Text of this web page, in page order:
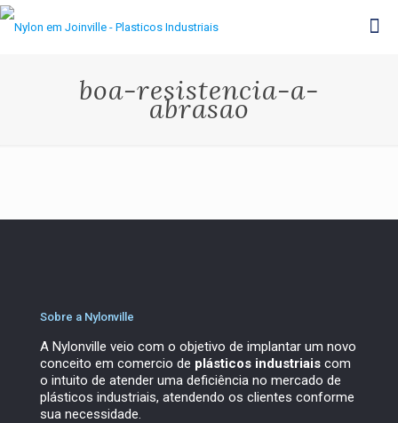
boa-resistencia-a-
abrasao
Sobre a Nylonville
A Nylonville veio com o objetivo de implantar um novo
conceito em comercio de plásticos industriais com
o intuito de atender uma deficiência no mercado de
plásticos industriais, atendendo os clientes conforme
sua necessidade.